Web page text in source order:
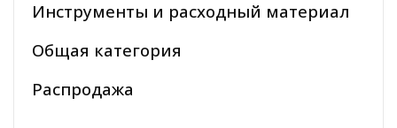
Инструменты и расходный материал
Общая категория
Распродажа